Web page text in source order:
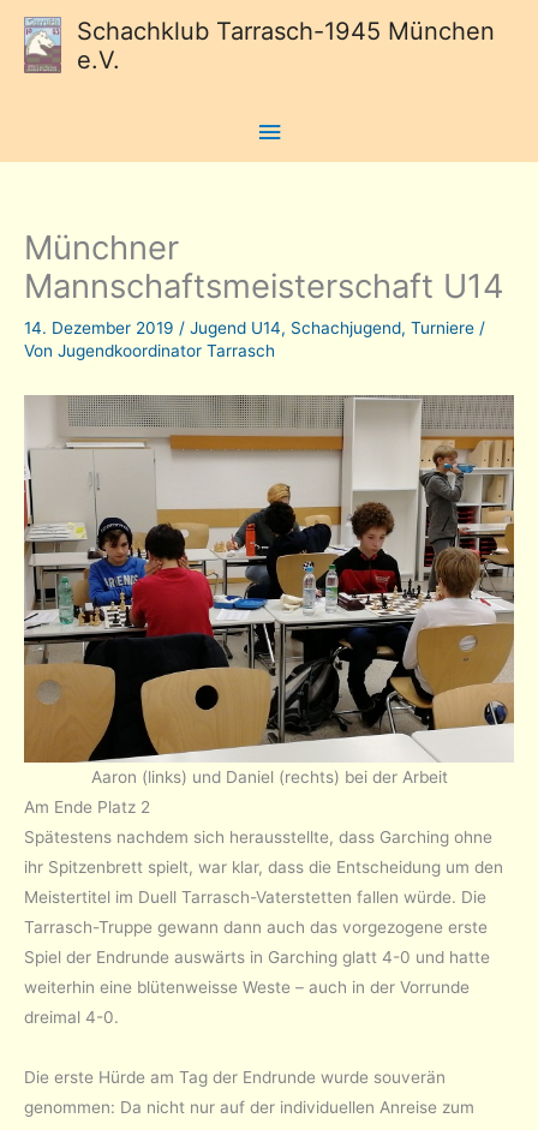
Schachklub Tarrasch-1945 München
e.V.
Hauptmenü
Münchner
Mannschaftsmeisterschaft U14
14. Dezember 2019 / Jugend U14, Schachjugend, Turniere /
Von Jugendkoordinator Tarrasch
Aaron (links) und Daniel (rechts) bei der Arbeit
Am Ende Platz 2
Spätestens nachdem sich herausstellte, dass Garching ohne
ihr Spitzenbrett spielt, war klar, dass die Entscheidung um den
Meistertitel im Duell Tarrasch-Vaterstetten fallen würde. Die
Tarrasch-Truppe gewann dann auch das vorgezogene erste
Spiel der Endrunde auswärts in Garching glatt 4-0 und hatte
weiterhin eine blütenweisse Weste – auch in der Vorrunde
dreimal 4-0.
Die erste Hürde am Tag der Endrunde wurde souverän
genommen: Da nicht nur auf der individuellen Anreise zum